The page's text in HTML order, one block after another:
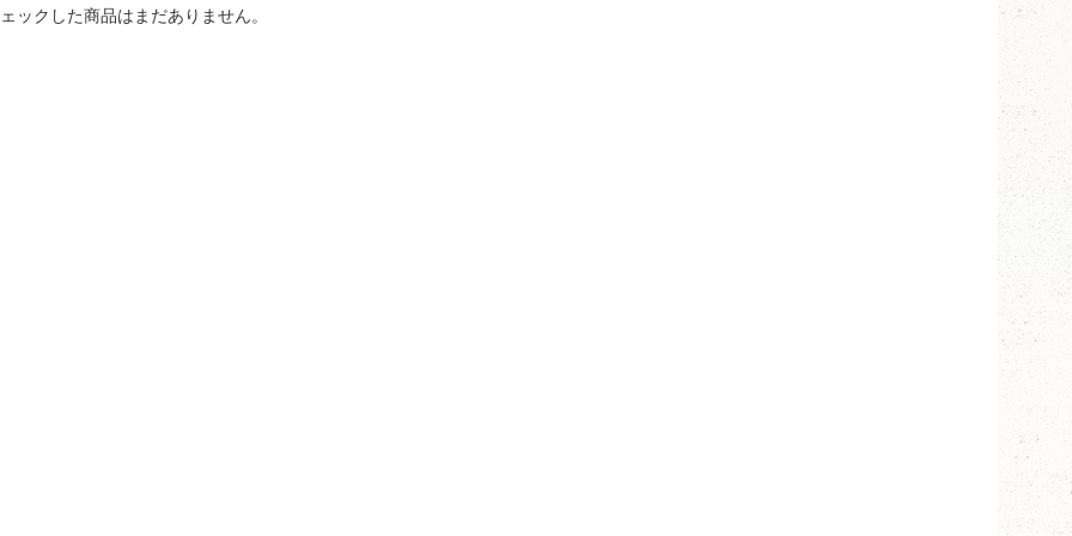
ックした商品はまだありません。